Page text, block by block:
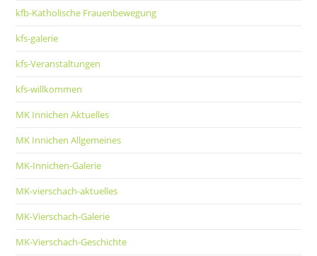
kfb-Katholische Frauenbewegung
kfs-galerie
kfs-Veranstaltungen
kfs-willkommen
MK Innichen Aktuelles
MK Innichen Allgemeines
MK-Innichen-Galerie
MK-vierschach-aktuelles
MK-Vierschach-Galerie
MK-Vierschach-Geschichte